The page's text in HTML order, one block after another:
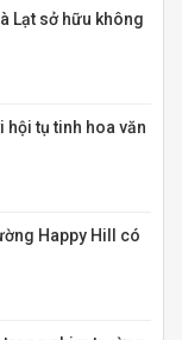
Lạt sở hữu không
hội tụ tinh hoa văn
Happy Hill có